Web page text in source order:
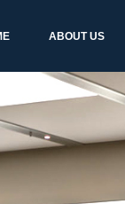
ABOUT US